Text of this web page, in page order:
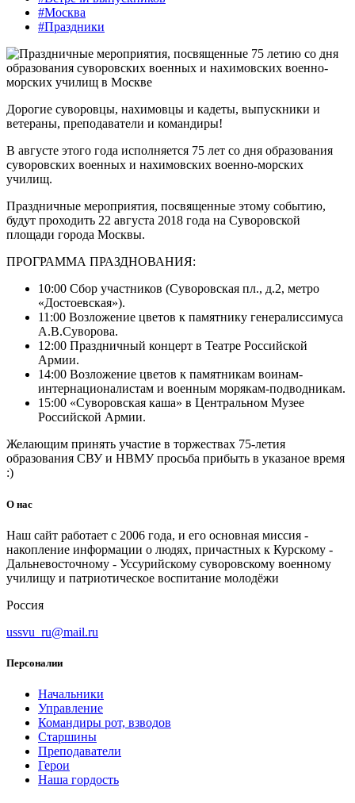
#Москва
#Праздники
Дорогие суворовцы, нахимовцы и кадеты, выпускники и
ветераны, преподаватели и командиры!
В августе этого года исполняется 75 лет со дня образования
суворовских военных и нахимовских военно-морских
училищ.
Праздничные мероприятия, посвященные этому событию,
будут проходить 22 августа 2018 года на Суворовской
площади города Москвы.
ПРОГРАММА ПРАЗДНОВАНИЯ:
10:00 Сбор участников (Суворовская пл., д.2, метро
«Достоевская»).
11:00 Возложение цветов к памятнику генералиссимуса
А.В.Суворова.
12:00 Праздничный концерт в Театре Российской
Армии.
14:00 Возложение цветов к памятникам воинам-
интернационалистам и военным морякам-подводникам.
15:00 «Суворовская каша» в Центральном Музее
Российской Армии.
Желающим принять участие в торжествах 75-летия
образования СВУ и НВМУ просьба прибыть в указаное время
:)
О нас
Наш сайт работает с 2006 года, и его основная миссия -
накопление информации о людях, причастных к Курскому -
Дальневосточному - Уссурийскому суворовскому военному
училищу и патриотическое воспитание молодёжи
Россия
ussvu_ru@mail.ru
Персоналии
Начальники
Управление
Командиры рот, взводов
Старшины
Преподаватели
Герои
Наша гордость